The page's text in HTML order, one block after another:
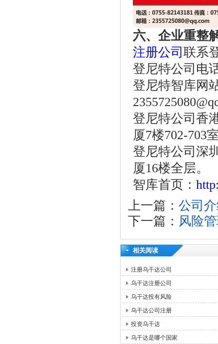
六、企业重整
注册公司 联系
登尼特公司电
登尼特智库网
登尼特公司香
厦7楼702-703
登尼特公司深
厦16楼全层。
智库首页：
上一篇： 公司
下一篇： 风险
相关阅读
注册乌干达公司
乌干达注册公司
乌干达投有风险
乌干达公司注册
投资乌干达
乌干达是哪个国家